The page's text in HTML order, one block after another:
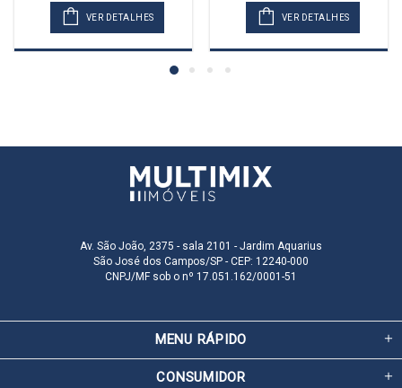
VER DETALHES VER DETALHES
Av. São João, 2375 - sala 2101 - Jardim Aquarius
São José dos Campos/SP - CEP: 12240-000
CNPJ/MF sob o nº 17.051.162/0001-51
MENU RÁPIDO
CONSUMIDOR